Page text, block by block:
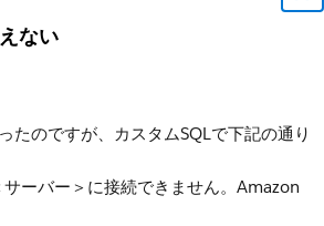
ない
たのですが、カスタムSQLで下記の通り
サーバー＞に接続できません。​Amazon